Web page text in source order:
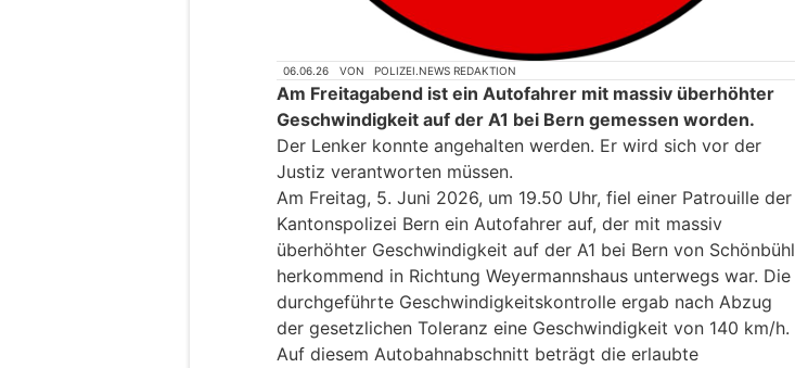
06.06.26 VON POLIZEI.NEWS REDAKTION
Am Freitagabend ist ein Autofahrer mit massiv überhöhter
Geschwindigkeit auf der A1 bei Bern gemessen worden.
Der Lenker konnte angehalten werden. Er wird sich vor der
Justiz verantworten müssen.
Am Freitag, 5. Juni 2026, um 19.50 Uhr, fiel einer Patrouille der
Kantonspolizei Bern ein Autofahrer auf, der mit massiv
überhöhter Geschwindigkeit auf der A1 bei Bern von Schönbühl
herkommend in Richtung Weyermannshaus unterwegs war. Die
durchgeführte Geschwindigkeitskontrolle ergab nach Abzug
der gesetzlichen Toleranz eine Geschwindigkeit von 140 km/h.
Auf diesem Autobahnabschnitt beträgt die erlaubte